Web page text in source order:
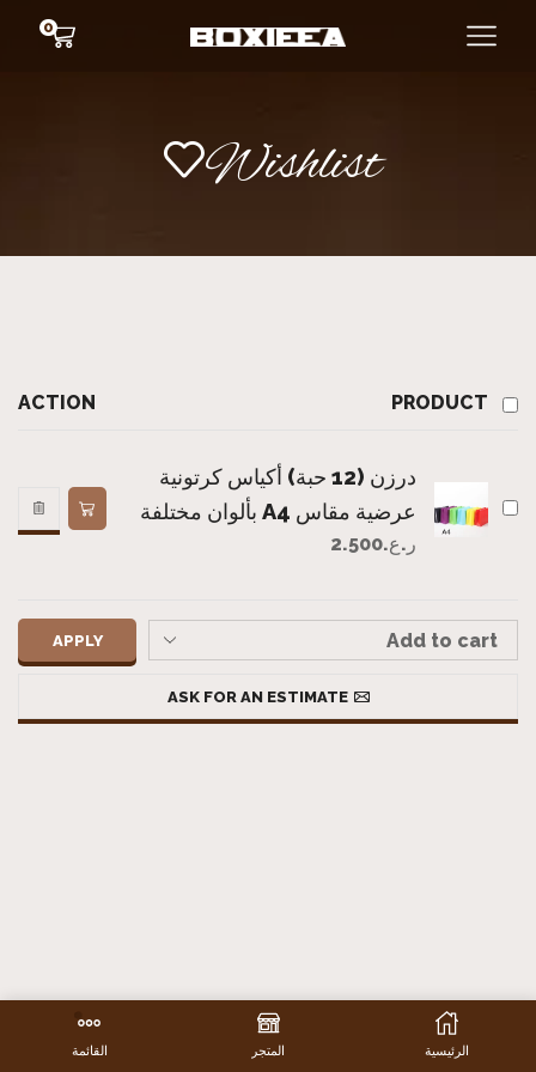
0
Wishlist
PRODUCT
ACTION
درزن (12 حبة) أكياس كرتونية
عرضية مقاس A4 بألوان مختلفة
ر.ع.2.500
APPLY
ASK FOR AN ESTIMATE
الرئيسية المتجر القائمة